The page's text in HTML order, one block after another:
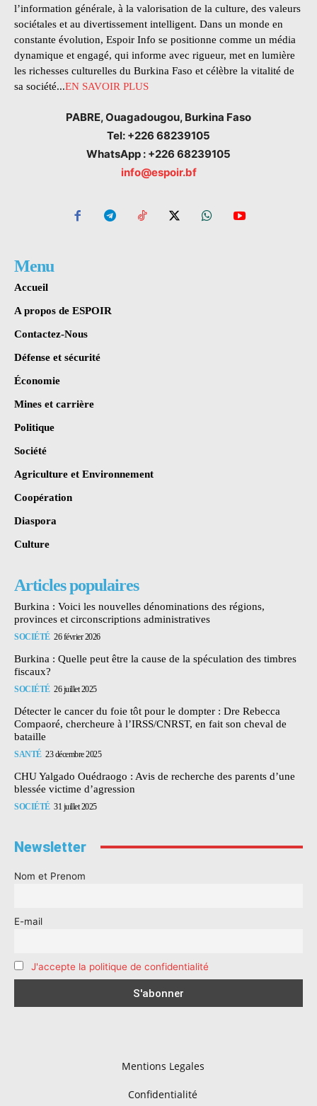
l’information générale, à la valorisation de la culture, des valeurs
sociétales et au divertissement intelligent. Dans un monde en
constante évolution, Espoir Info se positionne comme un média
dynamique et engagé, qui informe avec rigueur, met en lumière
les richesses culturelles du Burkina Faso et célèbre la vitalité de
sa société...EN SAVOIR PLUS
PABRE, Ouagadougou, Burkina Faso
Tel: +226 68239105
WhatsApp : +226 68239105
info@espoir.bf
Menu
Accueil
A propos de ESPOIR
Contactez-Nous
Défense et sécurité
Économie
Mines et carrière
Politique
Société
Agriculture et Environnement
Coopération
Diaspora
Culture
Articles populaires
Burkina : Voici les nouvelles dénominations des régions,
provinces et circonscriptions administratives
SOCIÉTÉ 26 février 2026
Burkina : Quelle peut être la cause de la spéculation des timbres
fiscaux?
SOCIÉTÉ 26 juillet 2025
Détecter le cancer du foie tôt pour le dompter : Dre Rebecca
Compaoré, chercheure à l’IRSS/CNRST, en fait son cheval de
bataille
SANTÉ 23 décembre 2025
CHU Yalgado Ouédraogo : Avis de recherche des parents d’une
blessée victime d’agression
SOCIÉTÉ 31 juillet 2025
Newsletter
Nom et Prenom
E-mail
J'accepte la politique de confidentialité
Mentions Legales
Confidentialité